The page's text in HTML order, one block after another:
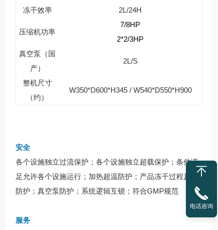
冻干效率
2L/24H
压缩机功率
7/8HP
2*2/3HP
真空泵（国
产）
2L/S
整机尺寸
（约）
W350*D600*H345 / W540*D550*H900
安全
各个设施独立过流保护；各个设施独立超载保护；条件满
足允许各个设施运行；加热超温防护；产品冻干过程真空
防护；真空泵防护；系统逻辑互锁；符合GMP规范
服务
电话咨询